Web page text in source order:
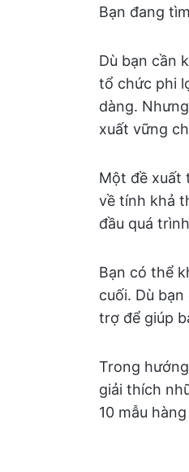
Bạn đang
Dù bạn cần
tổ chức phi
dàng.
xuất vững
Một đề xuất
về tính khả
đầu quá
Bạn có thể
cuối. Dù
trợ để giúp
Trong
giải thích
10 mẫu